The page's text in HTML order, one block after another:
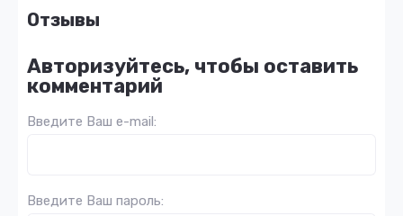
Отзывы
Авторизуйтесь, чтобы оставить
комментарий
Введите Ваш e-mail:
Введите Ваш пароль: